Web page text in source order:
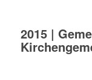
2015 |